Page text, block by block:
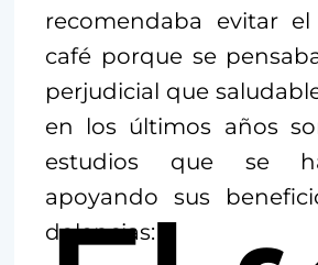
recomendaba evitar
café porque se
perjudicial que
en los últimos años
estudios que se
apoyando sus
dolencias: